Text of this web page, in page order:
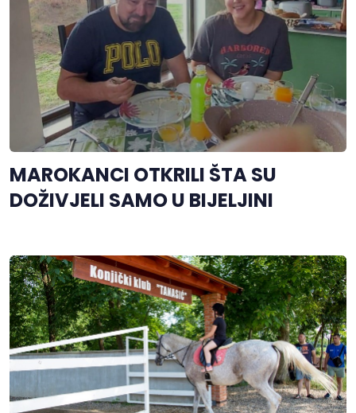
MAROKANCI OTKRILI ŠTA SU
DOŽIVJELI SAMO U BIJELJINI